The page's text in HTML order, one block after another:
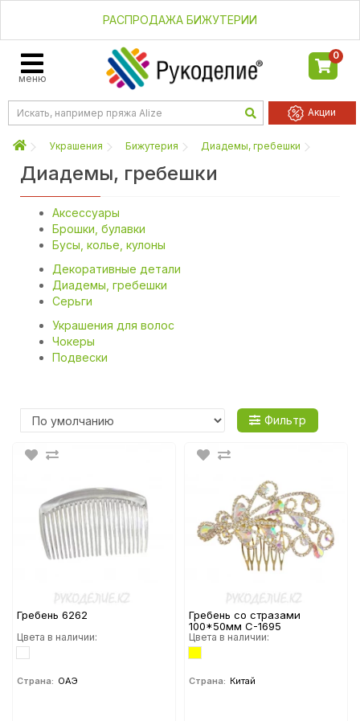
РАСПРОДАЖА БИЖУТЕРИИ
меню
0
Акции
Украшения Бижутерия Диадемы, гребешки
Диадемы, гребешки
Аксессуары
Брошки, булавки
Бусы, колье, кулоны
Декоративные детали
Диадемы, гребешки
Серьги
Украшения для волос
Чокеры
Подвески
Фильтр
Гребень 6262
Цвета в наличии:
Страна: ОАЭ
Гребень со стразами
100*50мм С-1695
Цвета в наличии:
Страна: Китай